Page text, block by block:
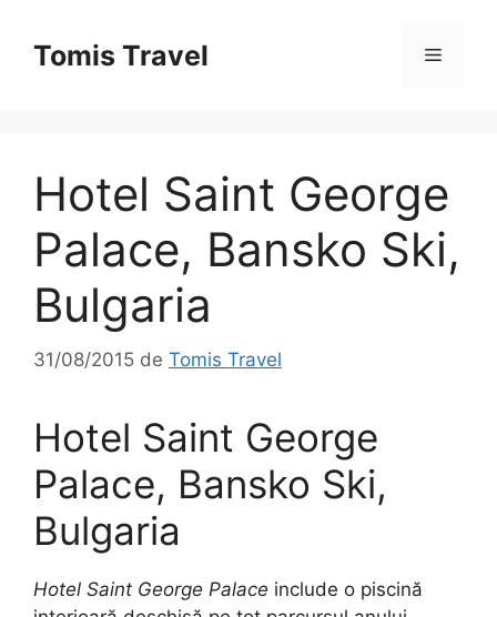
conținutTomis Travel Meniu
Hotel Saint George
Palace, Bansko Ski,
Bulgaria
31/08/2015 de Tomis Travel
Hotel Saint George
Palace, Bansko Ski,
Bulgaria
Hotel Saint George Palace include o piscină